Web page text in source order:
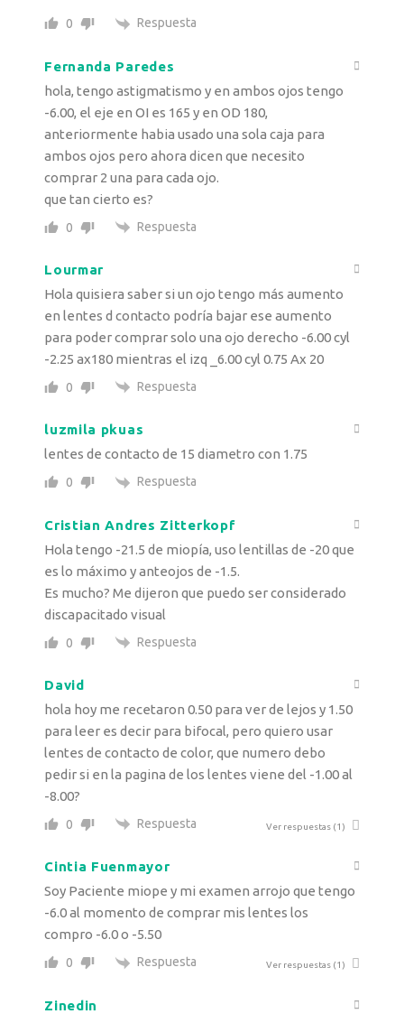
0 Respuesta
Fernanda Paredes
hola, tengo astigmatismo y en ambos ojos tengo
-6.00, el eje en OI es 165 y en OD 180,
anteriormente habia usado una sola caja para
ambos ojos pero ahora dicen que necesito
comprar 2 una para cada ojo.
que tan cierto es?
0 Respuesta
Lourmar
Hola quisiera saber si un ojo tengo más aumento
en lentes d contacto podría bajar ese aumento
para poder comprar solo una ojo derecho -6.00 cyl
-2.25 ax180 mientras el izq _6.00 cyl 0.75 Ax 20
0 Respuesta
luzmila pkuas
lentes de contacto de 15 diametro con 1.75
0 Respuesta
Cristian Andres Zitterkopf
Hola tengo -21.5 de miopía, uso lentillas de -20 que
es lo máximo y anteojos de -1.5.
Es mucho? Me dijeron que puedo ser considerado
discapacitado visual
0 Respuesta
David
hola hoy me recetaron 0.50 para ver de lejos y 1.50
para leer es decir para bifocal, pero quiero usar
lentes de contacto de color, que numero debo
pedir si en la pagina de los lentes viene del -1.00 al
-8.00?
0 Respuesta Ver respuestas (1)
Cintia Fuenmayor
Soy Paciente miope y mi examen arrojo que tengo
-6.0 al momento de comprar mis lentes los
compro -6.0 o -5.50
0 Respuesta Ver respuestas (1)
Zinedin